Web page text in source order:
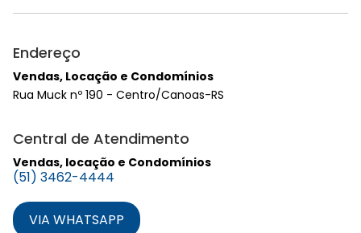
Endereço
Vendas, Locação e Condomínios
Rua Muck nº 190 - Centro/Canoas-RS
Central de Atendimento
Vendas, locação e Condomínios
(51) 3462-4444
VIA WHATSAPP